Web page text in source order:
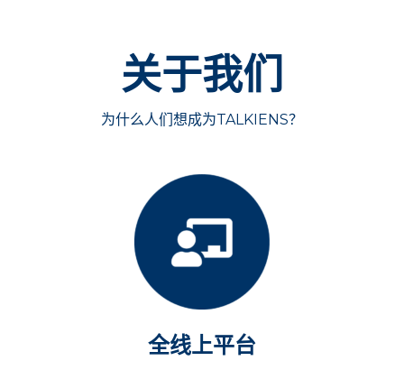
关于我们
为什么人们想成为TALKIENS？
全线上平台